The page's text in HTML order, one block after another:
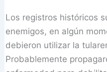
Los registros históricos
enemigos, en algún
debieron utilizar la
Probablemente